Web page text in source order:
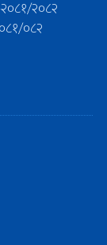
२०८१/२०८२
०८२